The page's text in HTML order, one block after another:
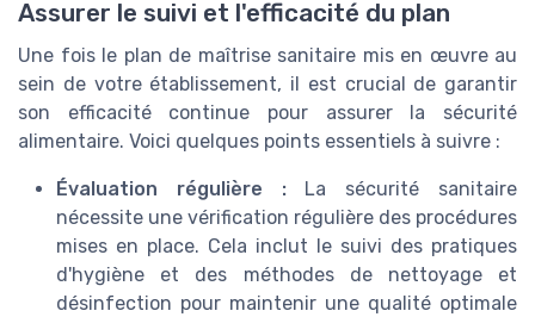
Assurer le suivi et l'efficacité du plan
Une fois le plan de maîtrise sanitaire mis en œuvre au
sein de votre établissement, il est crucial de garantir
son efficacité continue pour assurer la sécurité
alimentaire. Voici quelques points essentiels à suivre :
Évaluation régulière :La sécurité sanitaire
nécessite une vérification régulière des procédures
mises en place. Cela inclut le suivi des pratiques
d'hygiène et des méthodes de nettoyage et
désinfection pour maintenir une qualité optimale